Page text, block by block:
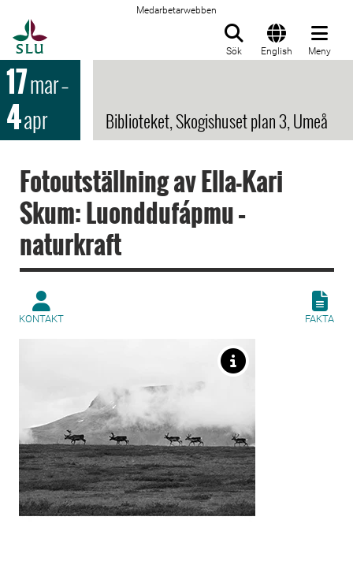
Medarbetarwebben
Sök English Meny
17mar–
4apr Biblioteket, Skogishuset plan 3, Umeå
Fotoutställning av Ella-Kari
Skum: Luonddufápmu –
naturkraft
KONTAKT FAKTA